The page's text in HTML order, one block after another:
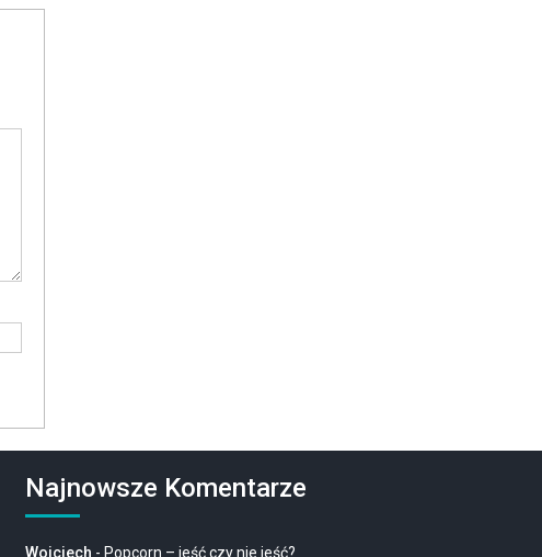
Najnowsze Komentarze
Wojciech - Popcorn – jeść czy nie jeść?